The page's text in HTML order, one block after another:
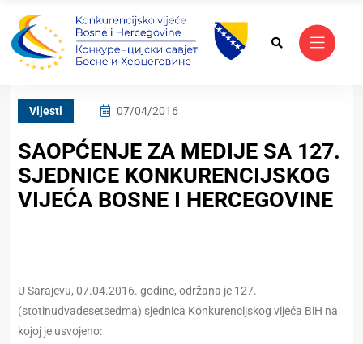
Vijesti 07/04/2016
SAOPĆENJE ZA MEDIJE SA 127.
SJEDNICE KONKURENCIJSKOG
VIJEĆA BOSNE I HERCEGOVINE
U Sarajevu, 07.04.2016. godine, održana je 127.
(stotinudvadesetsedma) sjednica Konkurencijskog vijeća BiH na
kojoj je usvojeno: